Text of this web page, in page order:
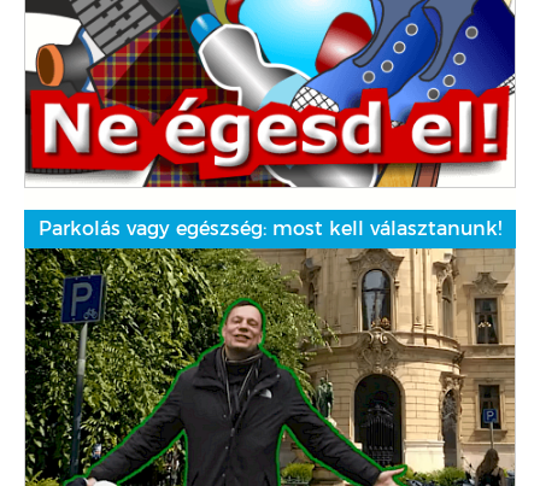
Parkolás vagy egészség: most kell választanunk!